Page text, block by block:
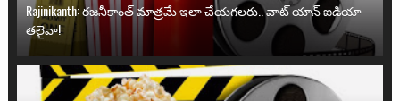
Rajinikanth: రజనీకాంత్ మాత్రమే ఇలా చేయగలరు.. వాట్ యాన్ ఐడియా
తలైవా!